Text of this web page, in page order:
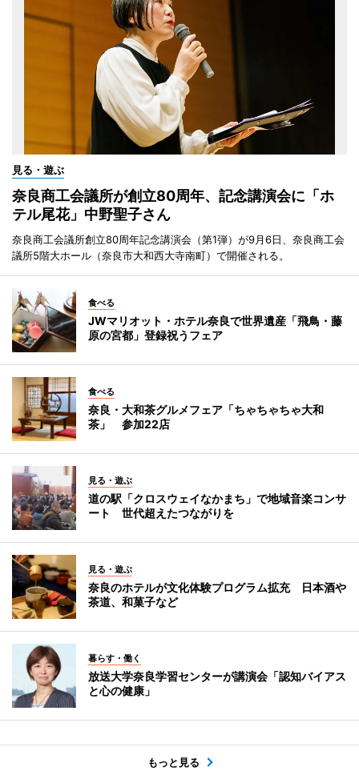
見る・遊ぶ
奈良商工会議所が創立80周年、記念講演会に「ホ
テル尾花」中野聖子さん
奈良商工会議所創立80周年記念講演会（第1弾）が9月6日、奈良商工会
議所5階大ホール（奈良市大和西大寺南町）で開催される。
食べる
JWマリオット・ホテル奈良で世界遺産「飛鳥・藤
原の宮都」登録祝うフェア
食べる
奈良・大和茶グルメフェア「ちゃちゃちゃ大和
茶」 参加22店
見る・遊ぶ
道の駅「クロスウェイなかまち」で地域音楽コンサ
ート 世代超えたつながりを
見る・遊ぶ
奈良のホテルが文化体験プログラム拡充 日本酒や
茶道、和菓子など
暮らす・働く
放送大学奈良学習センターが講演会「認知バイアス
と心の健康」
もっと見る